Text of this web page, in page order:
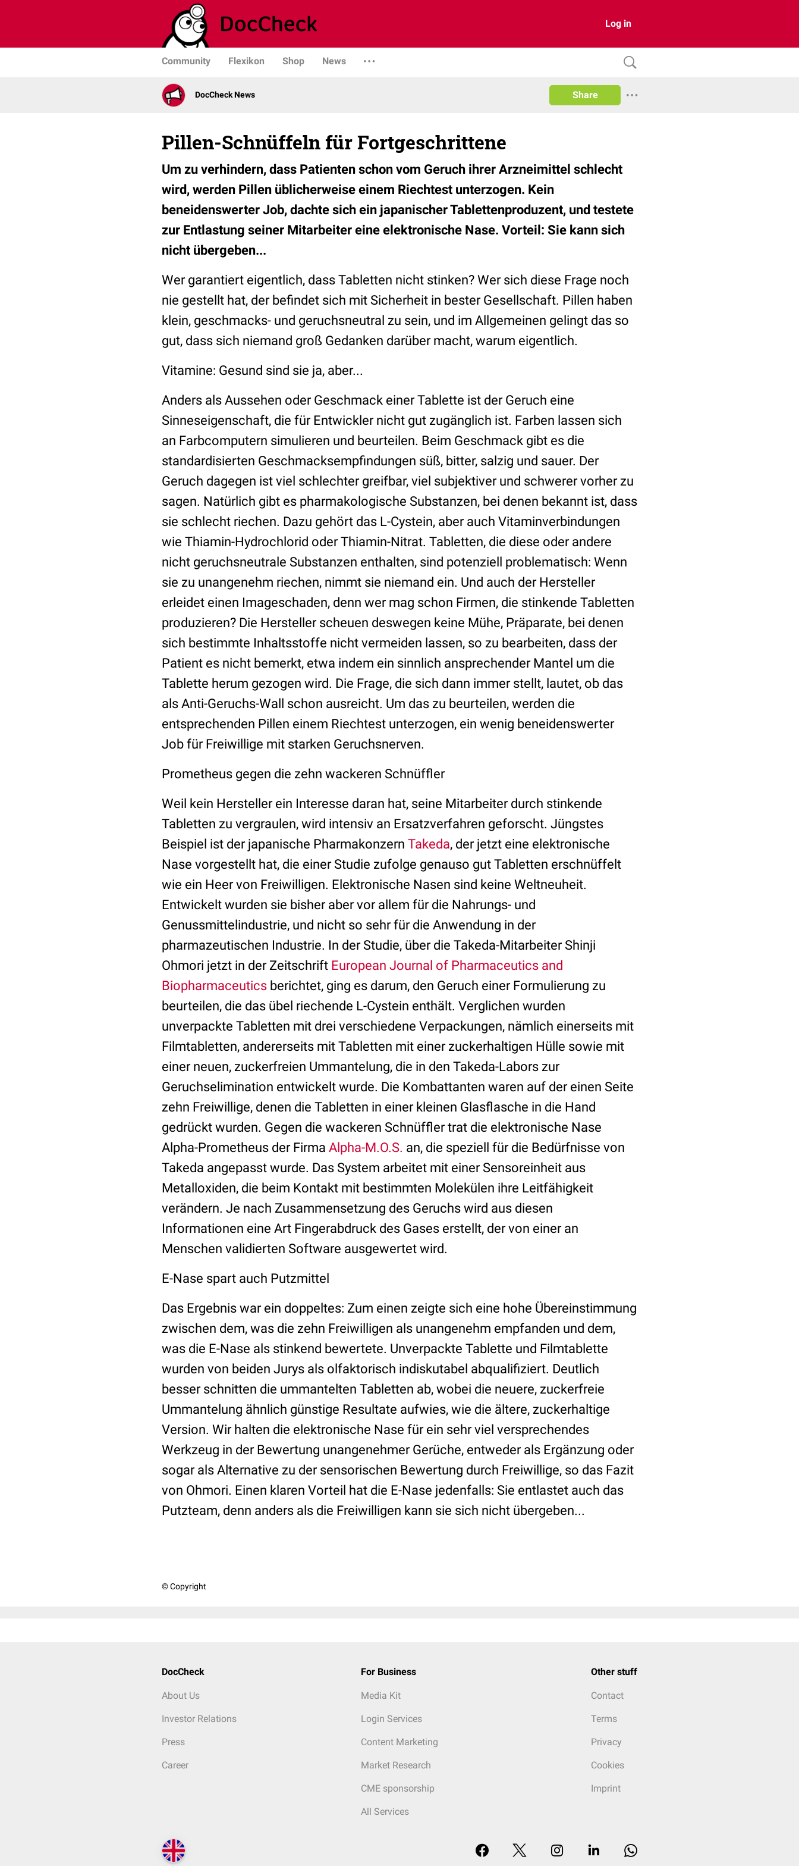
Log in
Community Flexikon Shop News
DocCheck News Share
Pillen-Schnüffeln für Fortgeschrittene
Um zu verhindern, dass Patienten schon vom Geruch ihrer Arzneimittel schlecht
wird, werden Pillen üblicherweise einem Riechtest unterzogen. Kein
beneidenswerter Job, dachte sich ein japanischer Tablettenproduzent, und testete
zur Entlastung seiner Mitarbeiter eine elektronische Nase. Vorteil: Sie kann sich
nicht übergeben...
Wer garantiert eigentlich, dass Tabletten nicht stinken? Wer sich diese Frage noch
nie gestellt hat, der befindet sich mit Sicherheit in bester Gesellschaft. Pillen haben
klein, geschmacks- und geruchsneutral zu sein, und im Allgemeinen gelingt das so
gut, dass sich niemand groß Gedanken darüber macht, warum eigentlich.
Vitamine: Gesund sind sie ja, aber...
Anders als Aussehen oder Geschmack einer Tablette ist der Geruch eine
Sinneseigenschaft, die für Entwickler nicht gut zugänglich ist. Farben lassen sich
an Farbcomputern simulieren und beurteilen. Beim Geschmack gibt es die
standardisierten Geschmacksempfindungen süß, bitter, salzig und sauer. Der
Geruch dagegen ist viel schlechter greifbar, viel subjektiver und schwerer vorher zu
sagen. Natürlich gibt es pharmakologische Substanzen, bei denen bekannt ist, dass
sie schlecht riechen. Dazu gehört das L-Cystein, aber auch Vitaminverbindungen
wie Thiamin-Hydrochlorid oder Thiamin-Nitrat. Tabletten, die diese oder andere
nicht geruchsneutrale Substanzen enthalten, sind potenziell problematisch: Wenn
sie zu unangenehm riechen, nimmt sie niemand ein. Und auch der Hersteller
erleidet einen Imageschaden, denn wer mag schon Firmen, die stinkende Tabletten
produzieren? Die Hersteller scheuen deswegen keine Mühe, Präparate, bei denen
sich bestimmte Inhaltsstoffe nicht vermeiden lassen, so zu bearbeiten, dass der
Patient es nicht bemerkt, etwa indem ein sinnlich ansprechender Mantel um die
Tablette herum gezogen wird. Die Frage, die sich dann immer stellt, lautet, ob das
als Anti-Geruchs-Wall schon ausreicht. Um das zu beurteilen, werden die
entsprechenden Pillen einem Riechtest unterzogen, ein wenig beneidenswerter
Job für Freiwillige mit starken Geruchsnerven.
Prometheus gegen die zehn wackeren Schnüffler
Weil kein Hersteller ein Interesse daran hat, seine Mitarbeiter durch stinkende
Tabletten zu vergraulen, wird intensiv an Ersatzverfahren geforscht. Jüngstes
Beispiel ist der japanische Pharmakonzern Takeda, der jetzt eine elektronische
Nase vorgestellt hat, die einer Studie zufolge genauso gut Tabletten erschnüffelt
wie ein Heer von Freiwilligen. Elektronische Nasen sind keine Weltneuheit.
Entwickelt wurden sie bisher aber vor allem für die Nahrungs- und
Genussmittelindustrie, und nicht so sehr für die Anwendung in der
pharmazeutischen Industrie. In der Studie, über die Takeda-Mitarbeiter Shinji
Ohmori jetzt in der Zeitschrift European Journal of Pharmaceutics and
Biopharmaceutics berichtet, ging es darum, den Geruch einer Formulierung zu
beurteilen, die das übel riechende L-Cystein enthält. Verglichen wurden
unverpackte Tabletten mit drei verschiedene Verpackungen, nämlich einerseits mit
Filmtabletten, andererseits mit Tabletten mit einer zuckerhaltigen Hülle sowie mit
einer neuen, zuckerfreien Ummantelung, die in den Takeda-Labors zur
Geruchselimination entwickelt wurde. Die Kombattanten waren auf der einen Seite
zehn Freiwillige, denen die Tabletten in einer kleinen Glasflasche in die Hand
gedrückt wurden. Gegen die wackeren Schnüffler trat die elektronische Nase
Alpha-Prometheus der Firma Alpha-M.O.S. an, die speziell für die Bedürfnisse von
Takeda angepasst wurde. Das System arbeitet mit einer Sensoreinheit aus
Metalloxiden, die beim Kontakt mit bestimmten Molekülen ihre Leitfähigkeit
verändern. Je nach Zusammensetzung des Geruchs wird aus diesen
Informationen eine Art Fingerabdruck des Gases erstellt, der von einer an
Menschen validierten Software ausgewertet wird.
E-Nase spart auch Putzmittel
Das Ergebnis war ein doppeltes: Zum einen zeigte sich eine hohe Übereinstimmung
zwischen dem, was die zehn Freiwilligen als unangenehm empfanden und dem,
was die E-Nase als stinkend bewertete. Unverpackte Tablette und Filmtablette
wurden von beiden Jurys als olfaktorisch indiskutabel abqualifiziert. Deutlich
besser schnitten die ummantelten Tabletten ab, wobei die neuere, zuckerfreie
Ummantelung ähnlich günstige Resultate aufwies, wie die ältere, zuckerhaltige
Version. Wir halten die elektronische Nase für ein sehr viel versprechendes
Werkzeug in der Bewertung unangenehmer Gerüche, entweder als Ergänzung oder
sogar als Alternative zu der sensorischen Bewertung durch Freiwillige, so das Fazit
von Ohmori. Einen klaren Vorteil hat die E-Nase jedenfalls: Sie entlastet auch das
Putzteam, denn anders als die Freiwilligen kann sie sich nicht übergeben...
© Copyright
DocCheck
About Us
Investor Relations
Press
Career
For Business
Media Kit
Login Services
Content Marketing
Market Research
CME sponsorship
All Services
Other stuff
Contact
Terms
Privacy
Cookies
Imprint